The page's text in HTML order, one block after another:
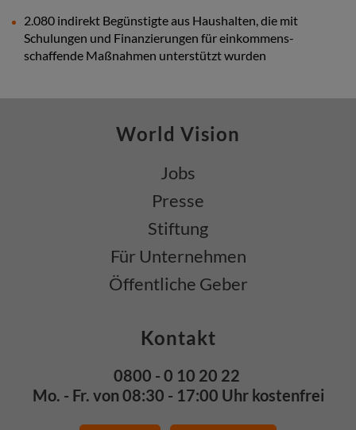
2.080 indirekt Begünstigte aus Haushalten, die mit
Schulungen und Finanzierungen für einkommens-
schaffende Maßnahmen unterstützt wurden
World Vision
Jobs
Presse
Stiftung
Für Unternehmen
Öffentliche Geber
Kontakt
0800 - 0 10 20 22
Mo. - Fr. von 08:30 - 17:00 Uhr kostenfrei